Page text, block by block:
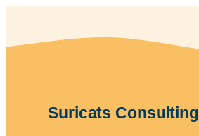
Suricats Consulting